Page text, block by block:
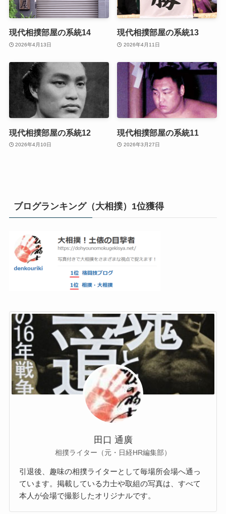
現代相撲部屋の系統14
2026年4月13日
現代相撲部屋の系統13
2026年4月11日
現代相撲部屋の系統12
2026年4月10日
現代相撲部屋の系統11
2026年3月27日
ブログランキング（大相撲）1位獲得
田口 通廣
相撲ライター（元・日経HR編集部）
引退後、趣味の相撲ライターとして毎場所会場へ通っ
ています。掲載している力士や取組の写真は、すべて
本人が会場で撮影したオリジナルです。